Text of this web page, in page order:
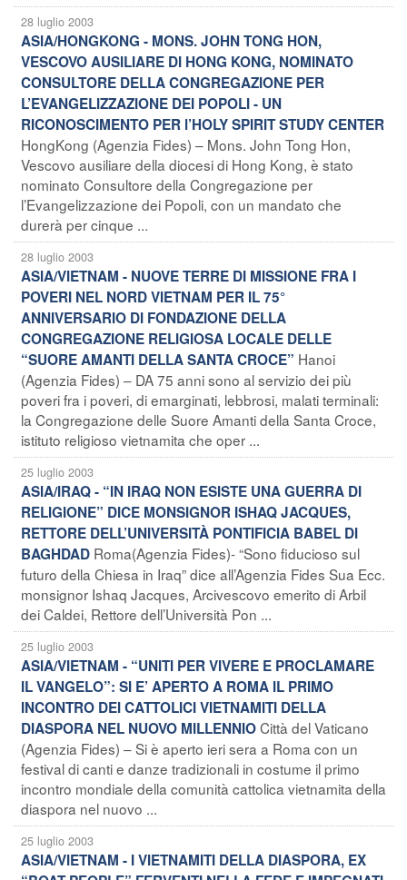
28 luglio 2003
ASIA/HONGKONG - MONS. JOHN TONG HON,
VESCOVO AUSILIARE DI HONG KONG, NOMINATO
CONSULTORE DELLA CONGREGAZIONE PER
L’EVANGELIZZAZIONE DEI POPOLI - UN
RICONOSCIMENTO PER l’HOLY SPIRIT STUDY CENTER
HongKong (Agenzia Fides) – Mons. John Tong Hon,
Vescovo ausiliare della diocesi di Hong Kong, è stato
nominato Consultore della Congregazione per
l’Evangelizzazione dei Popoli, con un mandato che
durerà per cinque ...
28 luglio 2003
ASIA/VIETNAM - NUOVE TERRE DI MISSIONE FRA I
POVERI NEL NORD VIETNAM PER IL 75°
ANNIVERSARIO DI FONDAZIONE DELLA
CONGREGAZIONE RELIGIOSA LOCALE DELLE
“SUORE AMANTI DELLA SANTA CROCE” Hanoi
(Agenzia Fides) – DA 75 anni sono al servizio dei più
poveri fra i poveri, di emarginati, lebbrosi, malati terminali:
la Congregazione delle Suore Amanti della Santa Croce,
istituto religioso vietnamita che oper ...
25 luglio 2003
ASIA/IRAQ - “IN IRAQ NON ESISTE UNA GUERRA DI
RELIGIONE” DICE MONSIGNOR ISHAQ JACQUES,
RETTORE DELL’UNIVERSITÀ PONTIFICIA BABEL DI
BAGHDAD Roma(Agenzia Fides)- “Sono fiducioso sul
futuro della Chiesa in Iraq” dice all’Agenzia Fides Sua Ecc.
monsignor Ishaq Jacques, Arcivescovo emerito di Arbil
dei Caldei, Rettore dell’Università Pon ...
25 luglio 2003
ASIA/VIETNAM - “UNITI PER VIVERE E PROCLAMARE
IL VANGELO”: SI E’ APERTO A ROMA IL PRIMO
INCONTRO DEI CATTOLICI VIETNAMITI DELLA
DIASPORA NEL NUOVO MILLENNIOCittà del Vaticano
(Agenzia Fides) – Si è aperto ieri sera a Roma con un
festival di canti e danze tradizionali in costume il primo
incontro mondiale della comunità cattolica vietnamita della
diaspora nel nuovo ...
25 luglio 2003
ASIA/VIETNAM - I VIETNAMITI DELLA DIASPORA, EX